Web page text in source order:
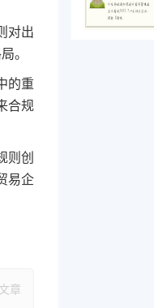
对出
。
的重
合规
则创
易企
章